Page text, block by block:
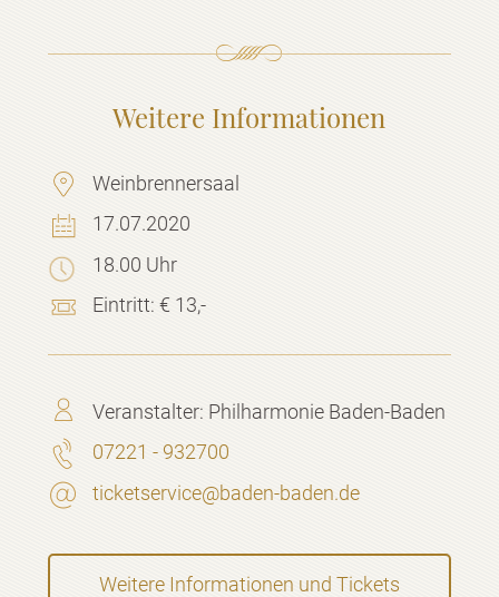
Weitere Informationen
Weinbrennersaal
17.07.2020
18.00 Uhr
Eintritt: ︃€ 13,-
Veranstalter: Philharmonie Baden-Baden
07221 - 932700
ticketservice@baden-baden.de
Weitere Informationen und Tickets